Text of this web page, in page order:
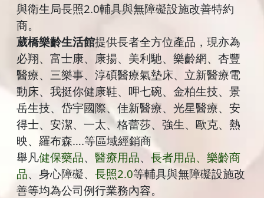
與衛生局長照2.0輔具與無障礙設施改善特約
商。
葳橋樂齡生活館提供長者全方位產品，現亦為
必翔、富士康、康揚、美利馳、樂齡網、杏豐
醫療、三樂事、淳碩醫療氣墊床、立新醫療電
動床、我挺你健康鞋、呷七碗、金柏生技、景
岳生技、岱宇國際、佳新醫療、光星醫療、安
得士、安潔、一太、格蕾莎、強生、歐克、熱
映、羅布森….等區域經銷商
舉凡健保藥品、 醫療用品、 長者用品、樂齡商
品、身心障礙、 長照2.0等輔具與無障礙設施改
善等均為公司例行業務內容。